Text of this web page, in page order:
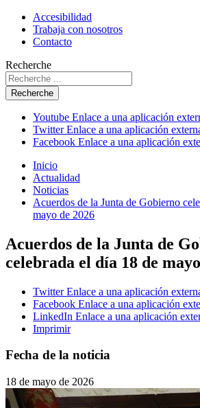
Accesibilidad
Trabaja con nosotros
Contacto
Recherche
Recherche
Youtube Enlace a una aplicación
TwitterEnlace a una aplicación
Facebook Enlace a una aplicación
Inicio
Actualidad
Noticias
Acuerdos de la Junta de Gobierno
mayo de 2026
Acuerdos de la Junta de
celebrada el día 18 de
Twitter Enlace a una aplicación
Facebook Enlace a una aplicación
LinkedIn Enlace a una aplicación
Imprimir
Fecha de la noticia
18 de mayo de 2026